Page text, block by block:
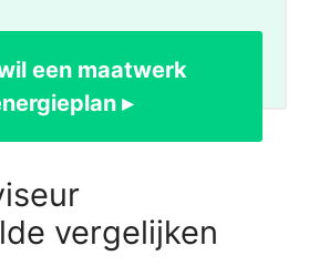
een maatwerk
▸
vergelijken